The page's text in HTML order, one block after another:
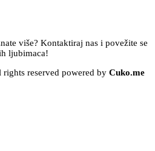
više? Kontaktiraj nas i povežite se
ljubimaca!
reserved powered by Cuko.me